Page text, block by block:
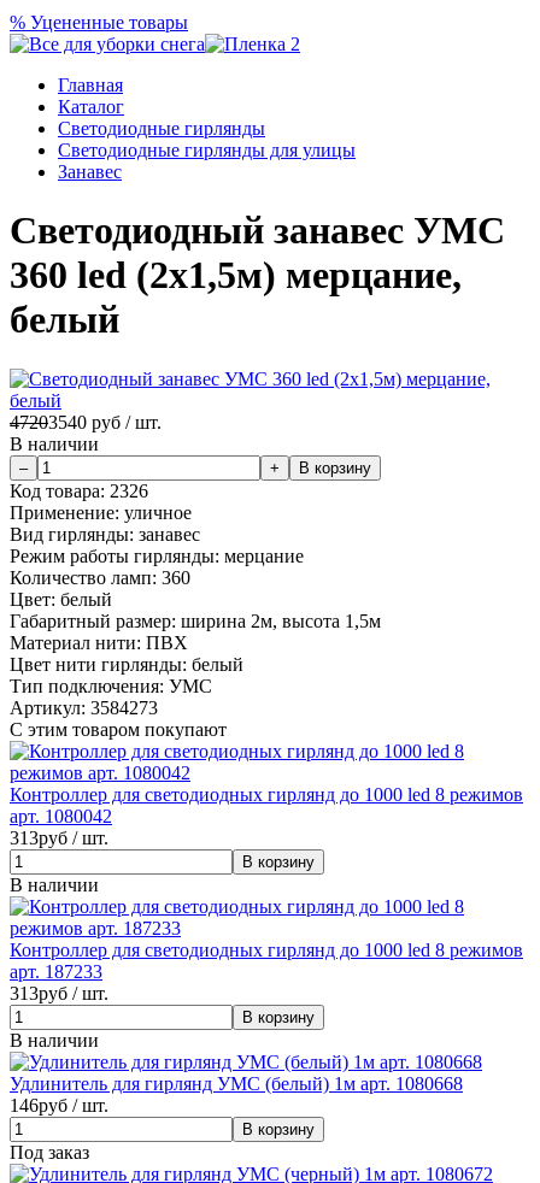
% Уцененные товары
Главная
Каталог
Светодиодные гирлянды
Светодиодные гирлянды для улицы
Занавес
Светодиодный занавес УМС
360 led (2х1,5м) мерцание,
белый
47203540 руб / шт.
В наличии
Код товара: 2326
Применение: уличное
Вид гирлянды: занавес
Режим работы гирлянды: мерцание
Количество ламп: 360
Цвет: белый
Габаритный размер: ширина 2м, высота 1,5м
Материал нити: ПВХ
Цвет нити гирлянды: белый
Тип подключения: УМС
Артикул: 3584273
С этим товаром покупают
Контроллер для светодиодных гирлянд до 1000 led 8 режимов
арт. 1080042
313руб / шт.
В наличии
Контроллер для светодиодных гирлянд до 1000 led 8 режимов
арт. 187233
313руб / шт.
В наличии
Удлинитель для гирлянд УМС (белый) 1м арт. 1080668
146руб / шт.
Под заказ